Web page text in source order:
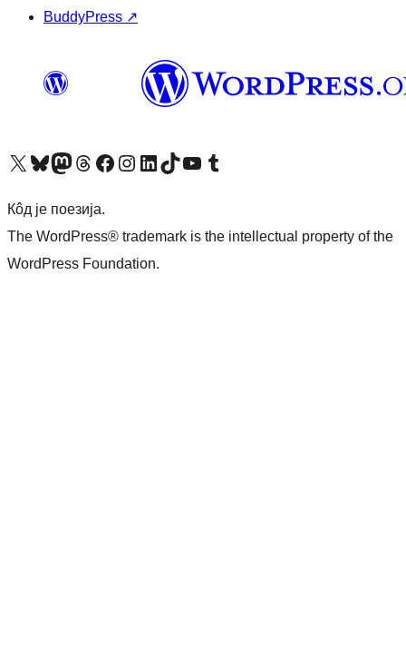
BuddyPress ↗
Visit our X (formerly Twitter) account
Посетите наш Bluesky налог
Visit our Mastodon account
Посетите наш налог на Threads-у Visit our Facebook pageПосетите наш Инстаграм налог
Visit our LinkedIn account
Посетите наш TikTok налог
Visit our YouTube channel
Посетите наш Tumblr налог
Кôд је поезија.
The WordPress® trademark is the intellectual property of the
WordPress Foundation.